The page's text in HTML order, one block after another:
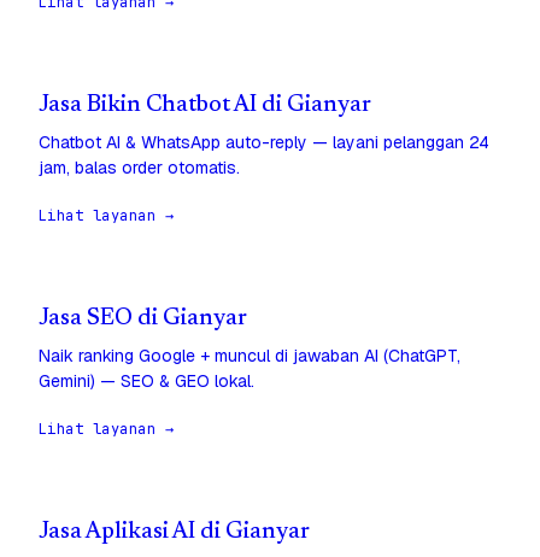
Jasa Bikin Chatbot AI di Gianyar
Chatbot AI & WhatsApp auto-reply — layani pelanggan 24
jam, balas order otomatis.
Lihat layanan →
Jasa SEO di Gianyar
Naik ranking Google + muncul di jawaban AI (ChatGPT,
Gemini) — SEO & GEO lokal.
Lihat layanan →
Jasa Aplikasi AI di Gianyar